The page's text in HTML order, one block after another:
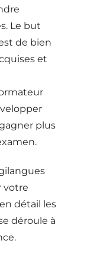
Le but
de bien
et
plus
votre
détail les
déroule à